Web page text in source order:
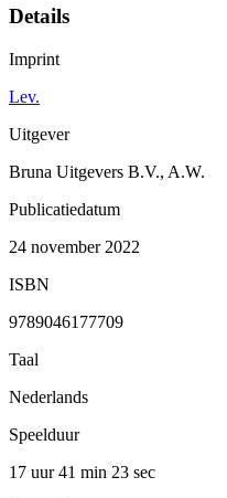
Details
Imprint
Lev.
Uitgever
Bruna Uitgevers B.V., A.W.
Publicatiedatum
24 november 2022
ISBN
9789046177709
Taal
Nederlands
Speelduur
17 uur 41 min 23 sec